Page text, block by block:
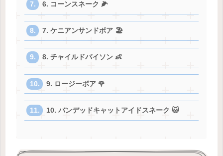
6. コーンスネーク 🌽
7. ケニアンサンドボア 🏖️
8. チャイルドパイソン 👶
9. ロージーボア 🌹
10. バンデッドキャットアイドスネーク 🐱